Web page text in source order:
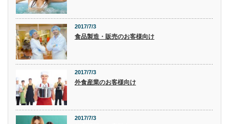
2017/7/3
食品製造・販売のお客様向け
2017/7/3
外食産業のお客様向け
2017/7/3